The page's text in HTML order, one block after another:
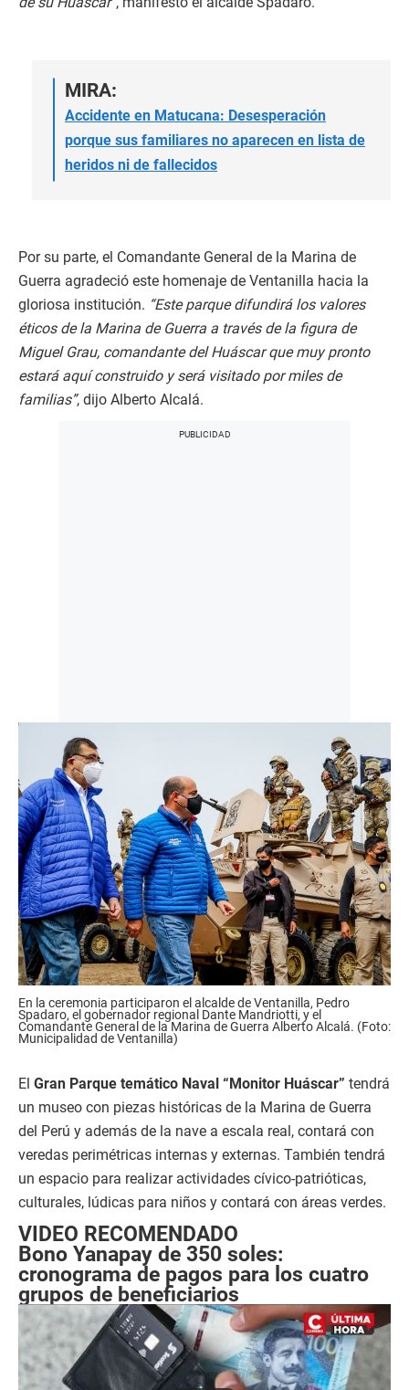
MIRA:
Accidente en Matucana: Desesperación
porque sus familiares no aparecen en lista de
heridos ni de fallecidos
Por su parte, el Comandante General de la Marina de
Guerra agradeció este homenaje de Ventanilla hacia la
gloriosa institución. “Este parque difundirá los valores
éticos de la Marina de Guerra a través de la figura de
Miguel Grau, comandante del Huáscar que muy pronto
estará aquí construido y será visitado por miles de
familias”, dijo Alberto Alcalá.
En la ceremonia participaron el alcalde de Ventanilla, Pedro
Spadaro, el gobernador regional Dante Mandriotti, y el
Comandante General de la Marina de Guerra Alberto Alcalá. (Foto:
Municipalidad de Ventanilla)
El Gran Parque temático Naval “Monitor Huáscar” tendrá
un museo con piezas históricas de la Marina de Guerra
del Perú y además de la nave a escala real, contará con
veredas perimétricas internas y externas. También tendrá
un espacio para realizar actividades cívico-patrióticas,
culturales, lúdicas para niños y contará con áreas verdes.
VIDEO RECOMENDADO
Bono Yanapay de 350 soles:
cronograma de pagos para los cuatro
grupos de beneficiarios